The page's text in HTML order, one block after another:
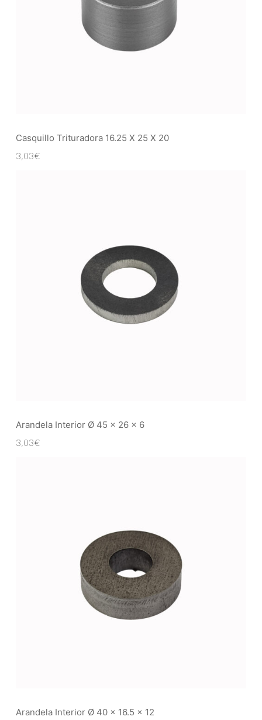
Casquillo Trituradora 16.25 X 25 X 20
3,03€
Arandela Interior Ø 45 x 26 x 6
3,03€
Arandela Interior Ø 40 x 16.5 x 12